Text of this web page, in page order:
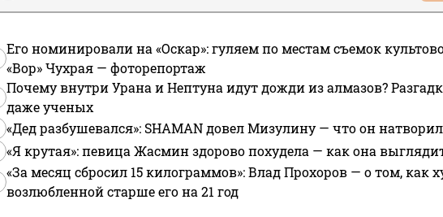
Его номинировали на «Оскар»: гуляем по местам съемок
«Вор» Чухрая — фоторепортаж
Почему внутри Урана и Нептуна идут дожди из алмазов?
даже ученых
«Дед разбушевался»: SHAMAN довел Мизулину — что он натворил
«Я крутая»: певица Жасмин здорово похудела — как она
«За месяц сбросил 15 килограммов»: Влад Прохоров — о том, как
возлюбленной старше его на 21 год